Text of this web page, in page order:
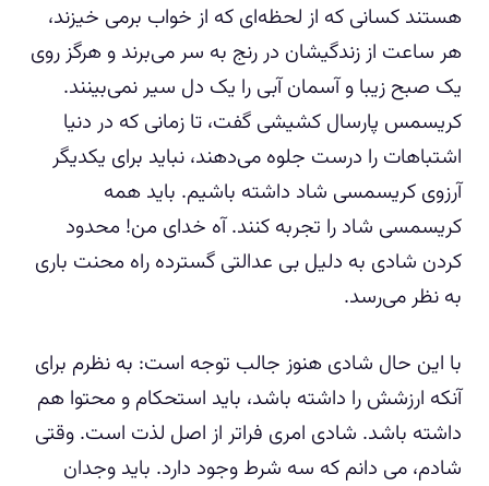
هستند کسانی که از لحظه‌ای که از خواب برمی خیزند،
هر ساعت از زندگیشان در رنج به سر می‌برند و هرگز روی
یک صبح زیبا و آسمان آبی را یک دل سیر نمی‌بینند.
کریسمس پارسال کشیشی گفت، تا زمانی که در دنیا
اشتباهات را درست جلوه می‌دهند، نباید برای یکدیگر
آرزوی کریسمسی شاد داشته باشیم. باید همه
کریسمسی شاد را تجربه کنند. آه خدای من! محدود
کردن شادی به دلیل بی عدالتی گسترده راه محنت باری
به نظر می‌رسد.
با این حال شادی هنوز جالب توجه است: به نظرم برای
آنکه ارزشش را داشته باشد، باید استحکام و محتوا هم
داشته باشد. شادی امری فراتر از اصل لذت است. وقتی
شادم، می دانم که سه شرط وجود دارد. باید وجدان